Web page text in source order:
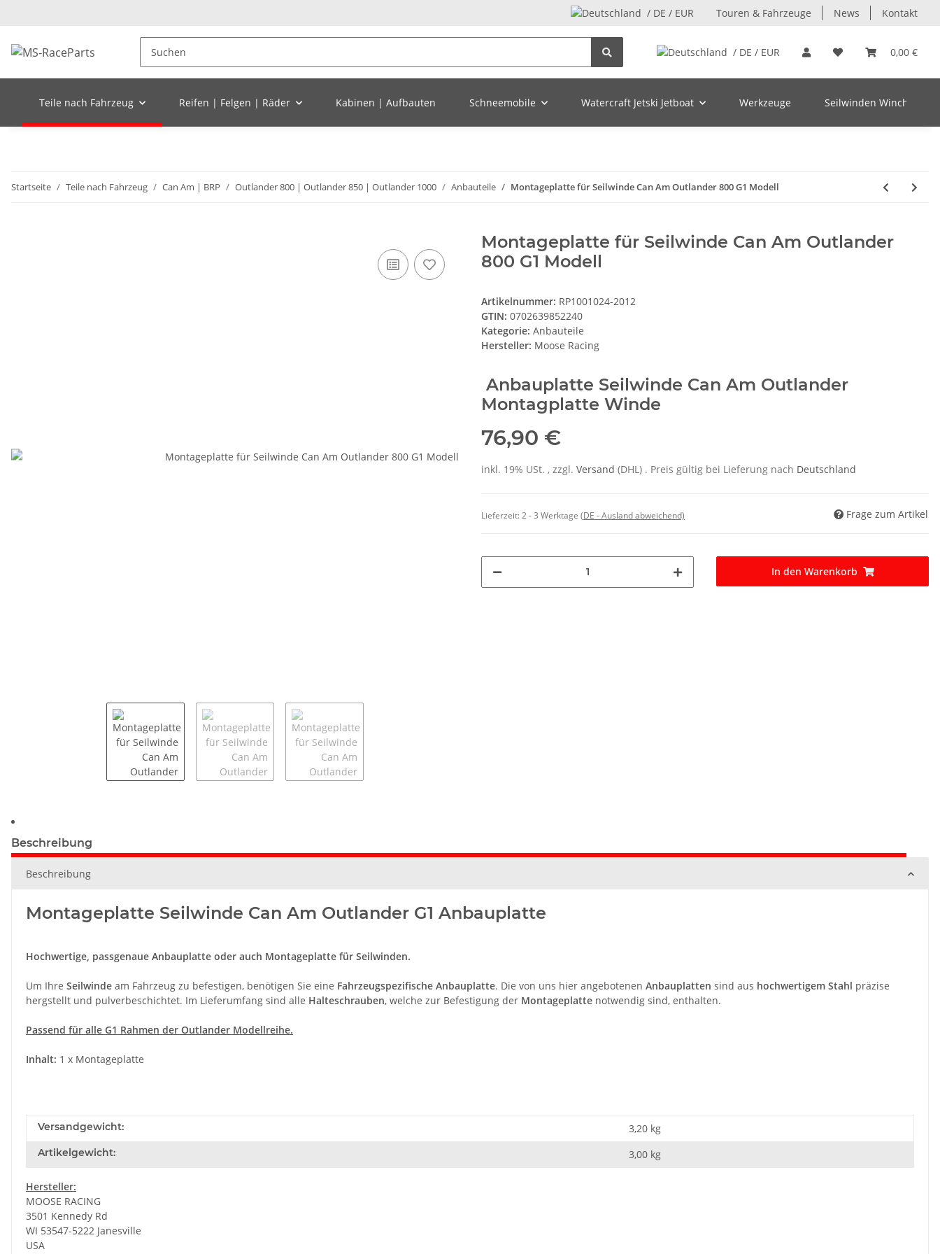
/ DE / EUR Touren & Fahrzeuge News Kontakt
/ DE / EUR 0,00 €
Teile nach Fahrzeug Reifen | Felgen | Räder Kabinen | Aufbauten Schneemobile Watercraft Jetski Jetboat Werkzeuge Seilwinden Winch
Startseite Teile nach Fahrzeug Can Am | BRP Outlander 800 | Outlander 850 | Outlander 1000 Anbauteile Montageplatte für Seilwinde Can Am Outlander 800 G1 Modell
Montageplatte für Seilwinde Can Am Outlander
800 G1 Modell
Artikelnummer: RP1001024-2012
GTIN: 0702639852240
Kategorie: Anbauteile
Hersteller: Moose Racing
Anbauplatte Seilwinde Can Am Outlander
Montagplatte Winde
76,90 €
inkl. 19% USt. , zzgl. Versand (DHL) . Preis gültig bei Lieferung nach Deutschland
Lieferzeit:2 - 3 Werktage (DE - Ausland abweichend) Frage zum Artikel
In den Warenkorb
Beschreibung
Beschreibung
Montageplatte Seilwinde Can Am Outlander G1 Anbauplatte
Hochwertige, passgenaue Anbauplatte oder auch Montageplatte für Seilwinden.
Um Ihre Seilwinde am Fahrzeug zu befestigen, benötigen Sie eine Fahrzeugspezifische Anbauplatte. Die von uns hier angebotenen Anbauplatten sind aus hochwertigem Stahl präzise
hergstellt und pulverbeschichtet. Im Lieferumfang sind alle Halteschrauben, welche zur Befestigung der Montageplatte notwendig sind, enthalten.
Passend für alle G1 Rahmen der Outlander Modellreihe.
Inhalt: 1 x Montageplatte
Versandgewicht: 3,20 kg
Artikelgewicht: 3,00 kg
Hersteller:
MOOSE RACING
3501 Kennedy Rd
WI 53547-5222 Janesville
USA